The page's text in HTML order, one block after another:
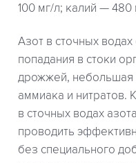
100 мг/л; калий — 480
Азот в сточных водах
попадания в стоки
дрожжей, небольшая
аммиака и нитратов.
в сточных водах
проводить
без специального